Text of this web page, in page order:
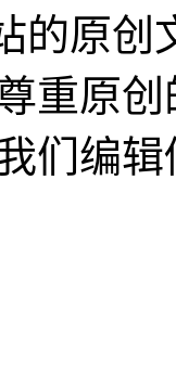
的原
重原
们编